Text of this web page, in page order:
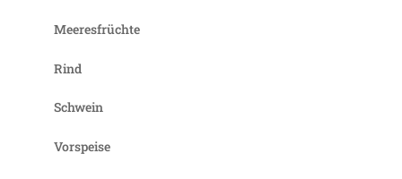
Meeresfrüchte
Rind
Schwein
Vorspeise